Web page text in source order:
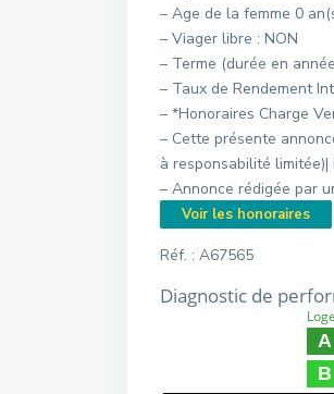
– Age de la femme 0
– Viager libre : NON
– Terme (durée en
– Taux de Rendement
– *Honoraires Charge
– Cette présente
à responsabilité limitée)|
– Annonce rédigée par
Voir les honoraires
Réf. : A67565
Diagnostic de
A
B